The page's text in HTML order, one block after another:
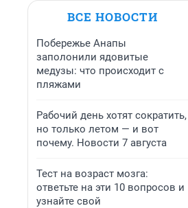
ВСЕ НОВОСТИ
Побережье Анапы
заполонили ядовитые
медузы: что происходит с
пляжами
Рабочий день хотят сократить,
но только летом — и вот
почему. Новости 7 августа
Тест на возраст мозга:
ответьте на эти 10 вопросов и
узнайте свой